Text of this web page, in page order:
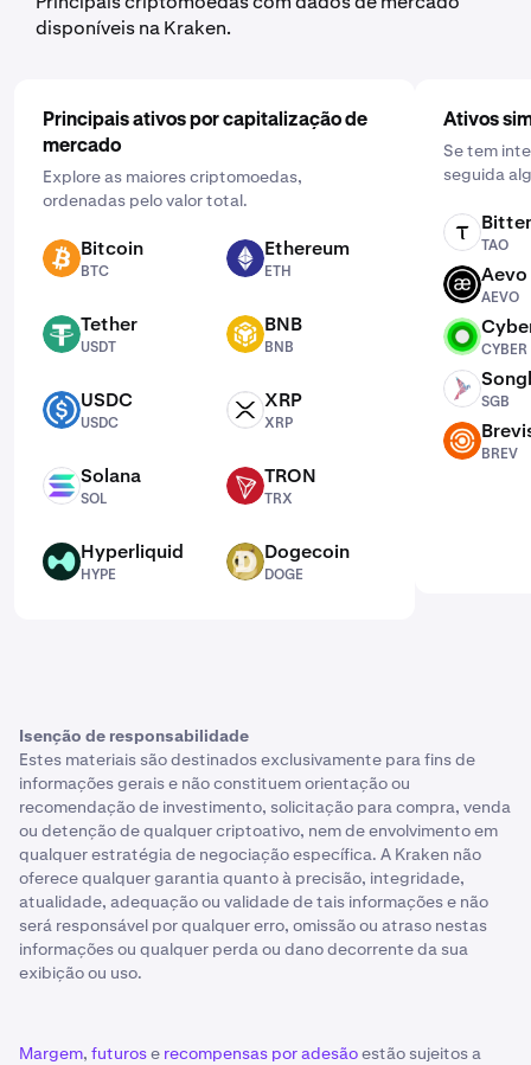
em "Uma vez" e escolhendo uma programação que
funcione para si: diária, semanal ou mensal.
disponíveis na Kraken.
Principais ativos por capitalização de
mercado
Explore as maiores criptomoedas,
ordenadas pelo valor total.
BTC Bitcoin
BTC
ETH Ethereum
ETH
USDT Tether
USDT
BNB BNB
BNB
USDC USDC
USDC
XRP XRP
XRP
SOL Solana
SOL
TRX TRON
TRX
HYPE Hyperliquid
HYPE
DOGE Dogecoin
DOGE
Ativos
Se tem
seguida
TAO
TAO
AEVO Aevo
AEVO
CYBER
CYBER
SGB
SGB
BREV
BREV
Isenção de responsabilidade
Estes materiais são destinados exclusivamente para fins de
informações gerais e não constituem orientação ou
recomendação de investimento, solicitação para compra, venda
ou detenção de qualquer criptoativo, nem de envolvimento em
qualquer estratégia de negociação específica. A Kraken não
oferece qualquer garantia quanto à precisão, integridade,
atualidade, adequação ou validade de tais informações e não
será responsável por qualquer erro, omissão ou atraso nestas
informações ou qualquer perda ou dano decorrente da sua
exibição ou uso.
Margem, futurose recompensas por adesãoestão sujeitos a